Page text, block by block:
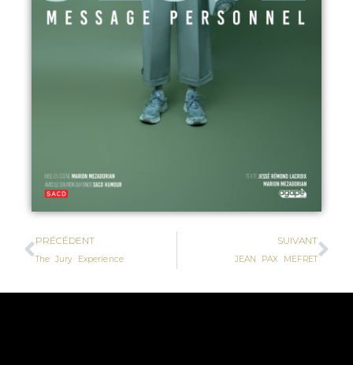
PRÉCÉDENT
The Jury Experience
SUIVANT
JEAN PAX MEFRET